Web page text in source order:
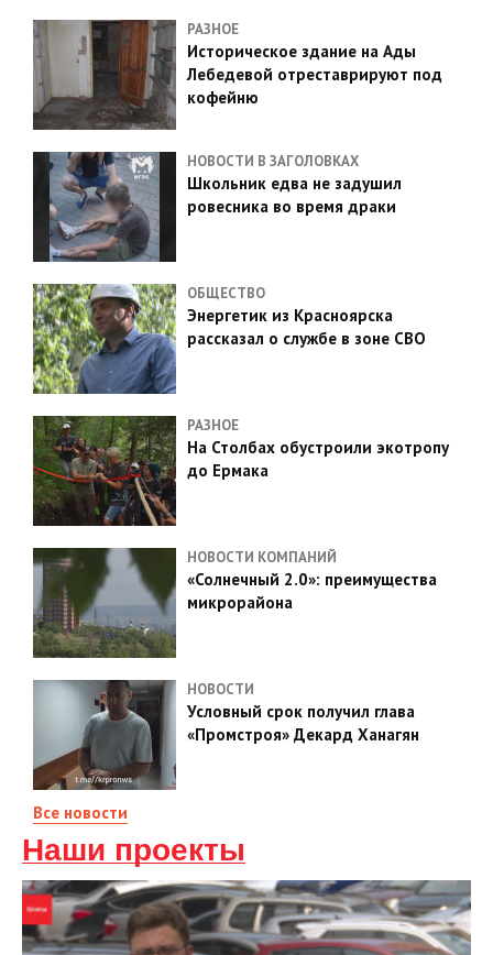
РАЗНОЕ
Историческое здание на Ады
Лебедевой отреставрируют под
кофейню
НОВОСТИ В ЗАГОЛОВКАХ
Школьник едва не задушил
ровесника во время драки
ОБЩЕСТВО
Энергетик из Красноярска
рассказал о службе в зоне СВО
РАЗНОЕ
На Столбах обустроили экотропу
до Ермака
НОВОСТИ КОМПАНИЙ
«Солнечный 2.0»: преимущества
микрорайона
НОВОСТИ
Условный срок получил глава
«Промстроя» Декард Ханагян
Все новости
Наши проекты